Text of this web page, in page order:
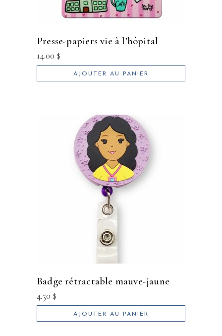
presse-papiers vie à l’hôpital
14.00 $
AJOUTER AU PANIER
badge rétractable mauve-jaune
4.50 $
AJOUTER AU PANIER